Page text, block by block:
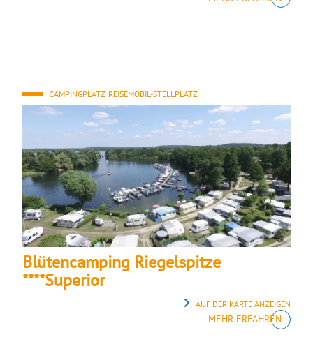
CAMPINGPLATZ REISEMOBIL-STELLPLATZ
Blütencamping Riegelspitze
****Superior
AUF DER KARTE ANZEIGEN
MEHR ERFAHREN